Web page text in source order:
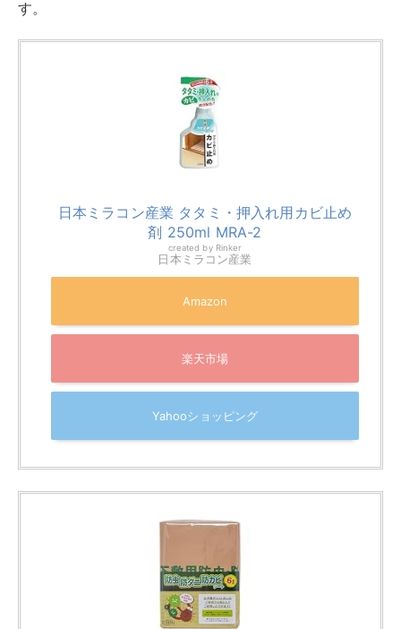
こうひん 防虫・防ダニ・防カビシート 6帖用
100 × 380cm 3枚入り
created byRinker
こうひん
(2026/08/05 15:13:27時点 Amazon調べ- 詳細)
Amazon
楽天市場
Yahooショッピング
畳をフローリング化できるおすすめア
イテム